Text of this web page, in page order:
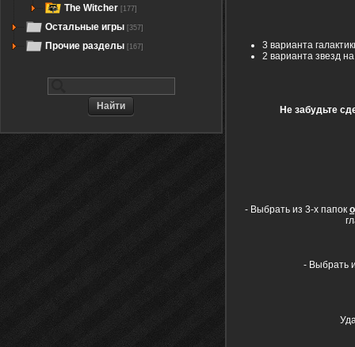
The Witcher [177]
Остальные игры [357]
Прочие разделы [167]
3 варианта
2 варианта звезд
Не забудьте
- Выбрать из 3-х папок
- Выбрать